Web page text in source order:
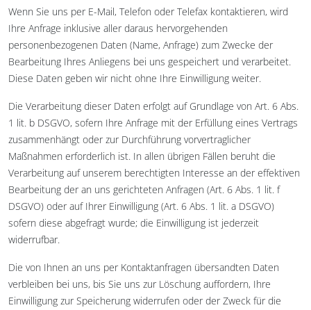
Wenn Sie uns per E-Mail, Telefon oder Telefax kontaktieren, wird
Ihre Anfrage inklusive aller daraus hervorgehenden
personenbezogenen Daten (Name, Anfrage) zum Zwecke der
Bearbeitung Ihres Anliegens bei uns gespeichert und verarbeitet.
Diese Daten geben wir nicht ohne Ihre Einwilligung weiter.
Die Verarbeitung dieser Daten erfolgt auf Grundlage von Art. 6 Abs.
1 lit. b DSGVO, sofern Ihre Anfrage mit der Erfüllung eines Vertrags
zusammenhängt oder zur Durchführung vorvertraglicher
Maßnahmen erforderlich ist. In allen übrigen Fällen beruht die
Verarbeitung auf unserem berechtigten Interesse an der effektiven
Bearbeitung der an uns gerichteten Anfragen (Art. 6 Abs. 1 lit. f
DSGVO) oder auf Ihrer Einwilligung (Art. 6 Abs. 1 lit. a DSGVO)
sofern diese abgefragt wurde; die Einwilligung ist jederzeit
widerrufbar.
Die von Ihnen an uns per Kontaktanfragen übersandten Daten
verbleiben bei uns, bis Sie uns zur Löschung auffordern, Ihre
Einwilligung zur Speicherung widerrufen oder der Zweck für die